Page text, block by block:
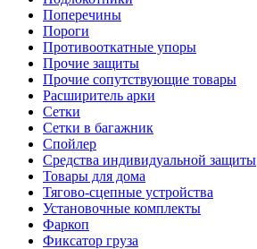
Поперечины
Пороги
Противооткатные упоры
Прочие защиты
Прочие сопутствующие товары
Расширитель арки
Сетки
Сетки в багажник
Спойлер
Средства индивидуальной защиты
Товары для дома
Тягово-сцепные устройства
Установочные комплекты
Фаркоп
Фиксатор груза